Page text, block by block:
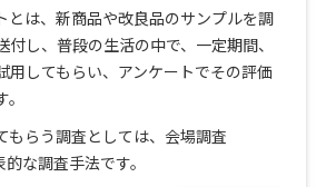
とは、新商品や改良品のサンプルを調
し、普段の生活の中で、一定期間、
用してもらい、アンケートでその評価
もらう調査としては、会場調査
的な調査手法です。